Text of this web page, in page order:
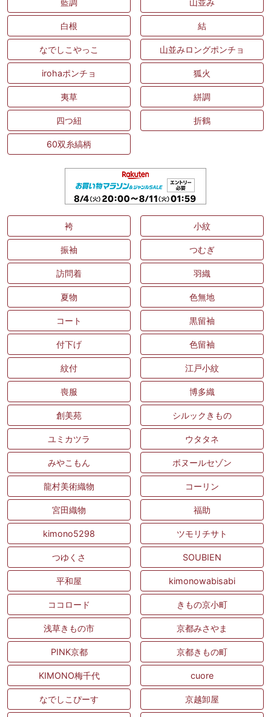
藍調 山並み
白根 結
なでしこやっこ 山並みロングポンチョ
irohaポンチョ 狐火
夷草 絣調
四つ紐 折鶴
60双糸縞柄
袴 小紋
振袖 つむぎ
訪問着 羽織
夏物 色無地
コート 黒留袖
付下げ 色留袖
紋付 江戸小紋
喪服 博多織
創美苑 シルックきもの
ユミカツラ ウタタネ
みやこもん ボヌールセゾン
龍村美術織物 コーリン
宮田織物 福助
kimono5298 ツモリチサト
つゆくさ SOUBIEN
平和屋 kimonowabisabi
ココロード きもの京小町
浅草きもの市 京都みさやま
PINK京都 京都きもの町
KIMONO梅千代 cuore
なでしこぴーす 京越卸屋